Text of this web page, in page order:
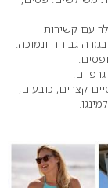
עם קשירות
גבוהה ונמוכה.
קצרים, כובעים,